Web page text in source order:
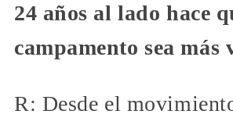
24 años al lado hace
campamento sea más
R: Desde el